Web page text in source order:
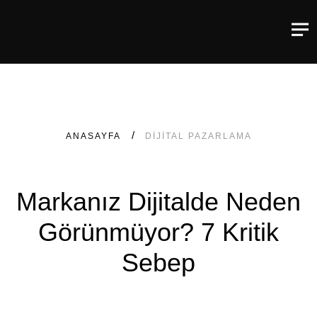
ANASAYFA DIJITAL PAZARLAMA
Markanız Dijitalde Neden
Görünmüyor? 7 Kritik
Sebep